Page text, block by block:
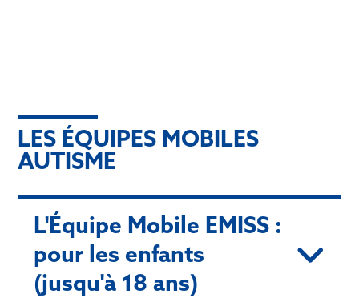
LES ÉQUIPES MOBILES
AUTISME
L'Équipe Mobile EMISS :
pour les enfants
(jusqu'à 18 ans)